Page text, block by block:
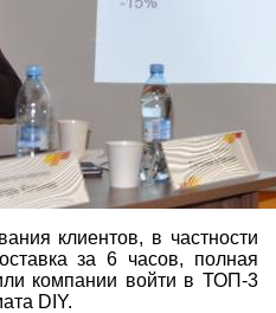
клиентов, в частности
за 6 часов, полная
компании войти в ТОП-3
DIY.